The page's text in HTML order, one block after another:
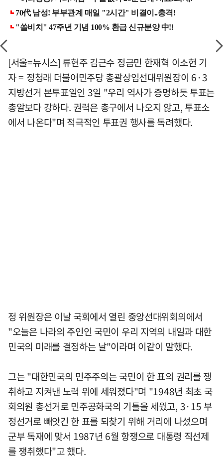
[서울=뉴시스] 류현주 김근수 정금민 한재혁 이소헌 기
자 = 정청래 더불어민주당 총괄상임선대위원장이 6·3
지방선거 본투표일인 3일 "우리 역사가 증명하듯 투표는
총알보다 강하다. 권력은 총구에서 나오지 않고, 투표소
에서 나온다"며 적극적인 투표권 행사를 독려했다.
정 위원장은 이날 국회에서 열린 중앙선대위회의에서
"오늘은 나라의 주인인 국민이 우리 지역의 내일과 대한
민국의 미래를 결정하는 날"이라며 이같이 말했다.
그는 "대한민국의 민주주의는 국민이 한 표의 권리를 쟁
취하고 지켜낸 노력 위에 세워졌다"며 "1948년 최초 국
회의원 총선거로 민주공화국의 기틀을 세웠고, 3·15 부
정선거로 빼앗긴 한 표를 되찾기 위해 거리에 나섰으며
군부 독재에 맞서 1987년 6월 항쟁으로 대통령 직선제
를 쟁취했다"고 했다.